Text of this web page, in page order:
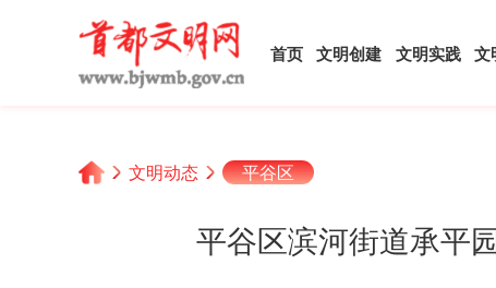
首页 文明创建 文明实践 文
文明动态 平谷区
平谷区滨河街道承平